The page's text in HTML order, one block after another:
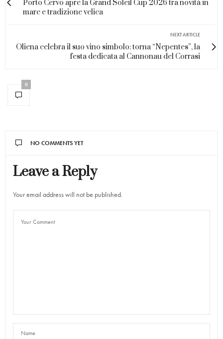
Porto Cervo apre la Grand Soleil Cup 2026 tra novità in
mare e tradizione velica
NEXT ARTICLE
Oliena celebra il suo vino simbolo: torna “Nepentes”, la
festa dedicata al Cannonau del Corrasi
0
NO COMMENTS YET
Leave a Reply
Your email address will not be published.